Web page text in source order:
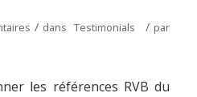
/ dans Testimonials / par
les références RVB du